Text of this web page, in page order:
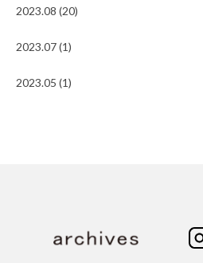
2023.08 (20)
2023.07 (1)
2023.05 (1)